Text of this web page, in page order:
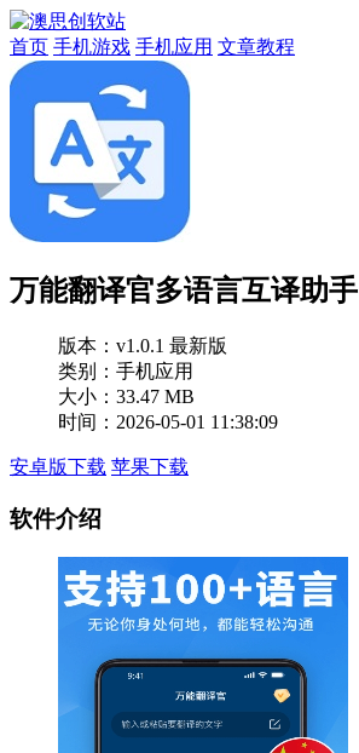
首页 手机游戏 手机应用 文章教程
万能翻译官多语言互译助手
版本： v1.0.1 最新版
类别：手机应用
大小：33.47 MB
时间：2026-05-01 11:38:09
安卓版下载 苹果下载
软件介绍